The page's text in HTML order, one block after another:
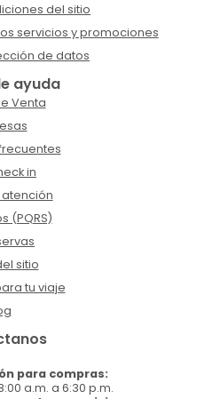
del sitio
servicios y promociones
de datos
ayuda
Venta
in
atención
(PQRS)
sitio
tu viaje
para compras:
a.m. a 6:30 p.m.